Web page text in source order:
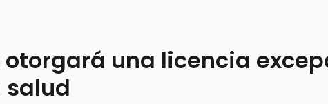
otorgará una licencia
salud